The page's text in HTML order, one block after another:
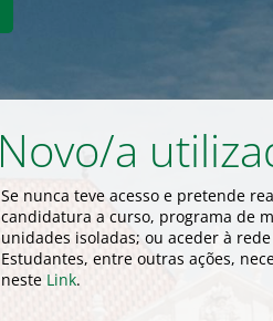
Novo/a
Se nunca teve acesso e pretende
candidatura a curso, programa de
unidades isoladas; ou aceder à
Estudantes, entre outras ações,
neste Link.